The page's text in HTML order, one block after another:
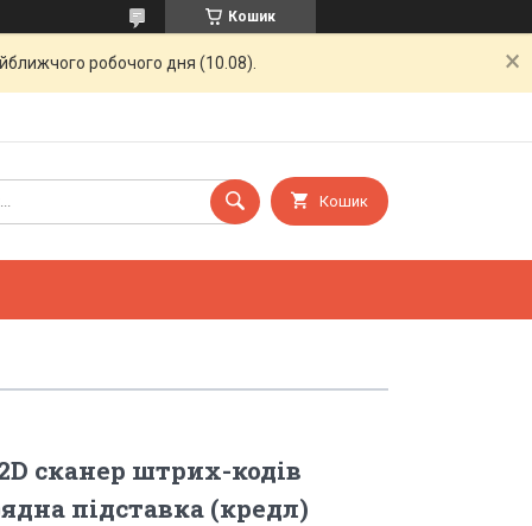
Кошик
робочого дня (10.08).
Кошик
сканер штрих-кодів
підставка (кредл)